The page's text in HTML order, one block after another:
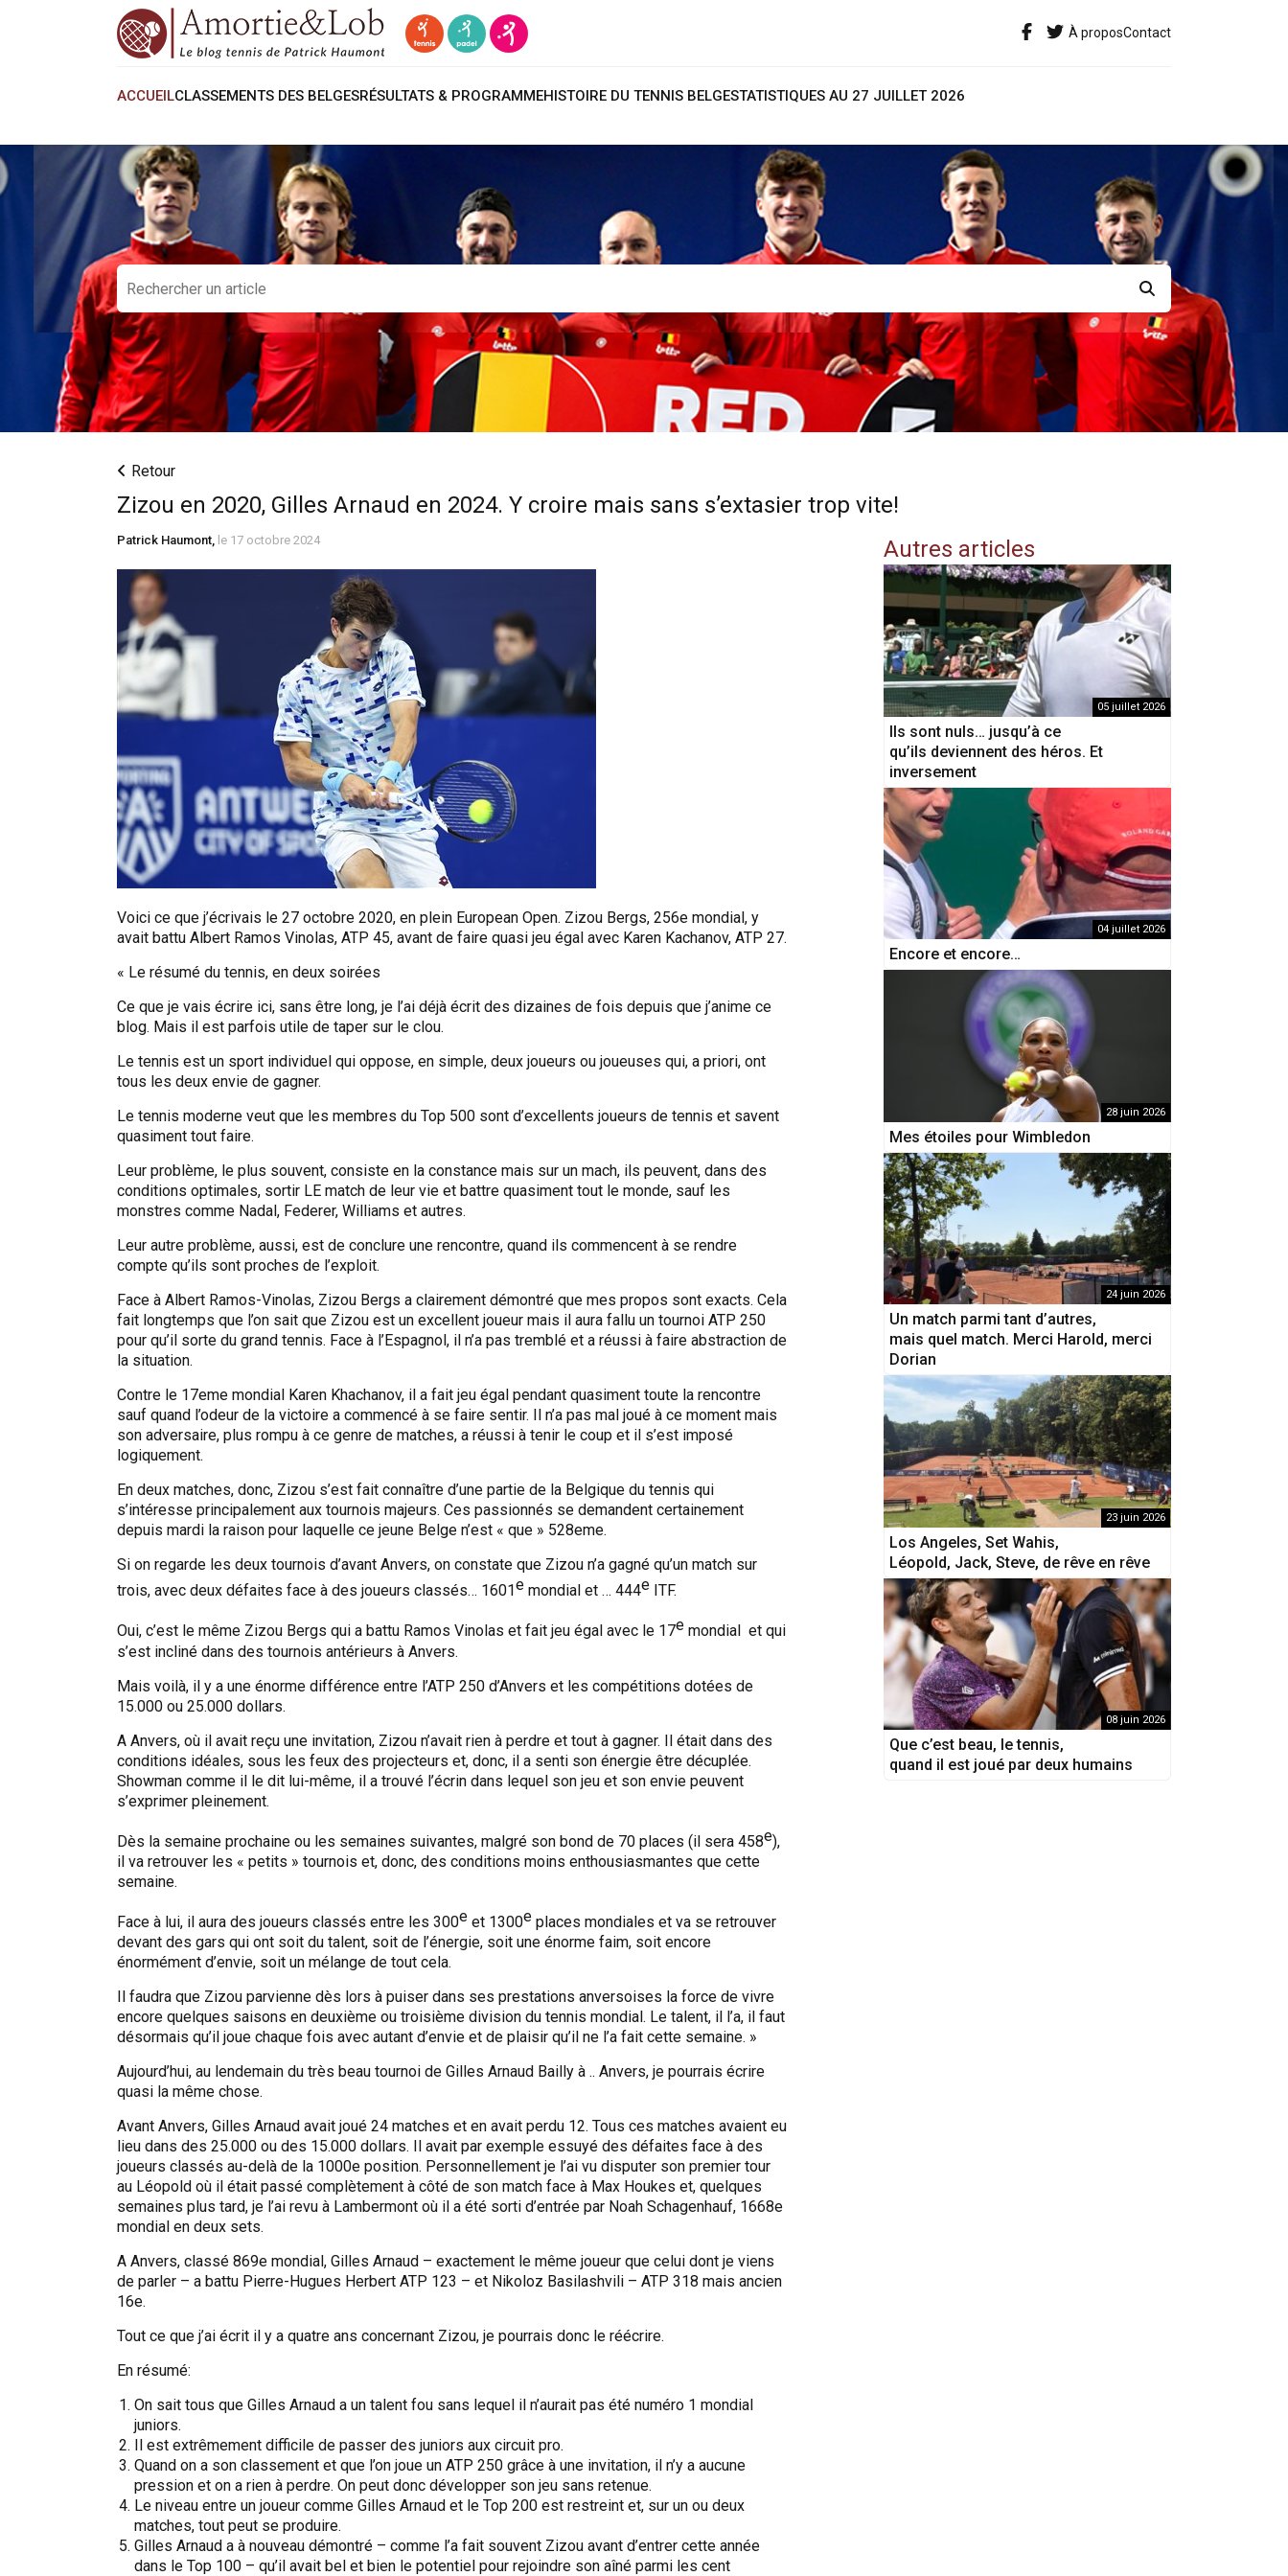
À proposContact
ACCUEILCLASSEMENTS DES BELGESRÉSULTATS & PROGRAMMEHISTOIRE DU TENNIS BELGESTATISTIQUES AU 27 JUILLET 2026
Retour
Zizou en 2020, Gilles Arnaud en 2024. Y croire mais sans s’extasier trop vite!
Patrick Haumont, le 17 octobre 2024
Voici ce que j’écrivais le 27 octobre 2020, en plein European Open. Zizou Bergs, 256e mondial, y
avait battu Albert Ramos Vinolas, ATP 45, avant de faire quasi jeu égal avec Karen Kachanov, ATP 27.
« Le résumé du tennis, en deux soirées
Ce que je vais écrire ici, sans être long, je l’ai déjà écrit des dizaines de fois depuis que j’anime ce
blog. Mais il est parfois utile de taper sur le clou.
Le tennis est un sport individuel qui oppose, en simple, deux joueurs ou joueuses qui, a priori, ont
tous les deux envie de gagner.
Le tennis moderne veut que les membres du Top 500 sont d’excellents joueurs de tennis et savent
quasiment tout faire.
Leur problème, le plus souvent, consiste en la constance mais sur un mach, ils peuvent, dans des
conditions optimales, sortir LE match de leur vie et battre quasiment tout le monde, sauf les
monstres comme Nadal, Federer, Williams et autres.
Leur autre problème, aussi, est de conclure une rencontre, quand ils commencent à se rendre
compte qu’ils sont proches de l’exploit.
Face à Albert Ramos-Vinolas, Zizou Bergs a clairement démontré que mes propos sont exacts. Cela
fait longtemps que l’on sait que Zizou est un excellent joueur mais il aura fallu un tournoi ATP 250
pour qu’il sorte du grand tennis. Face à l’Espagnol, il n’a pas tremblé et a réussi à faire abstraction de
la situation.
Contre le 17eme mondial Karen Khachanov, il a fait jeu égal pendant quasiment toute la rencontre
sauf quand l’odeur de la victoire a commencé à se faire sentir. Il n’a pas mal joué à ce moment mais
son adversaire, plus rompu à ce genre de matches, a réussi à tenir le coup et il s’est imposé
logiquement.
En deux matches, donc, Zizou s’est fait connaître d’une partie de la Belgique du tennis qui
s’intéresse principalement aux tournois majeurs. Ces passionnés se demandent certainement
depuis mardi la raison pour laquelle ce jeune Belge n’est « que » 528eme.
Si on regarde les deux tournois d’avant Anvers, on constate que Zizou n’a gagné qu’un match sur
trois, avec deux défaites face à des joueurs classés… 1601e mondial et … 444e ITF.
Oui, c’est le même Zizou Bergs qui a battu Ramos Vinolas et fait jeu égal avec le 17e mondial et qui
s’est incliné dans des tournois antérieurs à Anvers.
Mais voilà, il y a une énorme différence entre l’ATP 250 d’Anvers et les compétitions dotées de
15.000 ou 25.000 dollars.
A Anvers, où il avait reçu une invitation, Zizou n’avait rien à perdre et tout à gagner. Il était dans des
conditions idéales, sous les feux des projecteurs et, donc, il a senti son énergie être décuplée.
Showman comme il le dit lui-même, il a trouvé l’écrin dans lequel son jeu et son envie peuvent
s’exprimer pleinement.
Dès la semaine prochaine ou les semaines suivantes, malgré son bond de 70 places (il sera 458e),
il va retrouver les « petits » tournois et, donc, des conditions moins enthousiasmantes que cette
semaine.
Face à lui, il aura des joueurs classés entre les 300e et 1300e places mondiales et va se retrouver
devant des gars qui ont soit du talent, soit de l’énergie, soit une énorme faim, soit encore
énormément d’envie, soit un mélange de tout cela.
Il faudra que Zizou parvienne dès lors à puiser dans ses prestations anversoises la force de vivre
encore quelques saisons en deuxième ou troisième division du tennis mondial. Le talent, il l’a, il faut
désormais qu’il joue chaque fois avec autant d’envie et de plaisir qu’il ne l’a fait cette semaine. »
Aujourd’hui, au lendemain du très beau tournoi de Gilles Arnaud Bailly à .. Anvers, je pourrais écrire
quasi la même chose.
Avant Anvers, Gilles Arnaud avait joué 24 matches et en avait perdu 12. Tous ces matches avaient eu
lieu dans des 25.000 ou des 15.000 dollars. Il avait par exemple essuyé des défaites face à des
joueurs classés au-delà de la 1000e position. Personnellement je l’ai vu disputer son premier tour
au Léopold où il était passé complètement à côté de son match face à Max Houkes et, quelques
semaines plus tard, je l’ai revu à Lambermont où il a été sorti d’entrée par Noah Schagenhauf, 1668e
mondial en deux sets.
A Anvers, classé 869e mondial, Gilles Arnaud – exactement le même joueur que celui dont je viens
de parler – a battu Pierre-Hugues Herbert ATP 123 – et Nikoloz Basilashvili – ATP 318 mais ancien
16e.
Tout ce que j’ai écrit il y a quatre ans concernant Zizou, je pourrais donc le réécrire.
En résumé:
On sait tous que Gilles Arnaud a un talent fou sans lequel il n’aurait pas été numéro 1 mondial
juniors.
Il est extrêmement difficile de passer des juniors aux circuit pro.
Quand on a son classement et que l’on joue un ATP 250 grâce à une invitation, il n’y a aucune
pression et on a rien à perdre. On peut donc développer son jeu sans retenue.
Le niveau entre un joueur comme Gilles Arnaud et le Top 200 est restreint et, sur un ou deux
matches, tout peut se produire.
Gilles Arnaud a à nouveau démontré – comme l’a fait souvent Zizou avant d’entrer cette année
dans le Top 100 – qu’il avait bel et bien le potentiel pour rejoindre son aîné parmi les cent
Autres articles
05 juillet 2026
Ils sont nuls… jusqu’à ce
qu’ils deviennent des héros. Et
inversement
04 juillet 2026
Encore et encore…
28 juin 2026
Mes étoiles pour Wimbledon
24 juin 2026
Un match parmi tant d’autres,
mais quel match. Merci Harold, merci
Dorian
23 juin 2026
Los Angeles, Set Wahis,
Léopold, Jack, Steve, de rêve en rêve
08 juin 2026
Que c’est beau, le tennis,
quand il est joué par deux humains